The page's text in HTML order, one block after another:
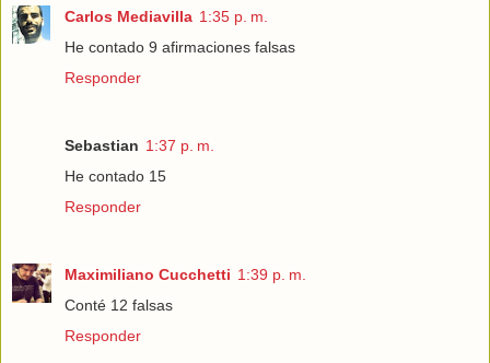
Carlos Mediavilla 1:35 p. m.
He contado 9 afirmaciones falsas
Responder
Sebastian 1:37 p. m.
He contado 15
Responder
Maximiliano Cucchetti 1:39 p. m.
Conté 12 falsas
Responder